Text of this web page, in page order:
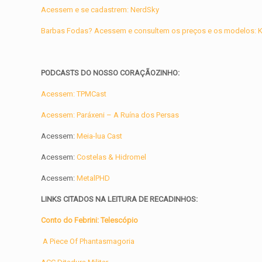
Acessem e se cadastrem: NerdSky
Barbas Fodas? Acessem e consultem os preços e os modelos:
PODCASTS DO NOSSO CORAÇÃOZINHO:
Acessem: TPMCast
Acessem: Paráxeni – A Ruína dos Persas
Acessem: Meia-lua Cast
Acessem:Costelas & Hidromel
Acessem: MetalPHD
LINKS CITADOS NA LEITURA DE RECADINHOS:
Conto do Febrini: Telescópio
A Piece Of Phantasmagoria